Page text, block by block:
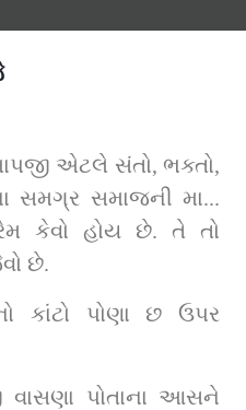
એટલે સંતો, ભક્તો,
સમગ્ર સમાજની મા...
કેવો હોય છે. તે તો
છે.
કાંટો પોણા છ ઉપર
વાસણા પોતાના આસને